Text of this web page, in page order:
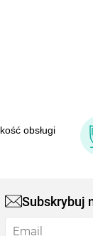
obsługi
Subskrybuj